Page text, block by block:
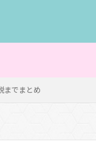
までまとめ